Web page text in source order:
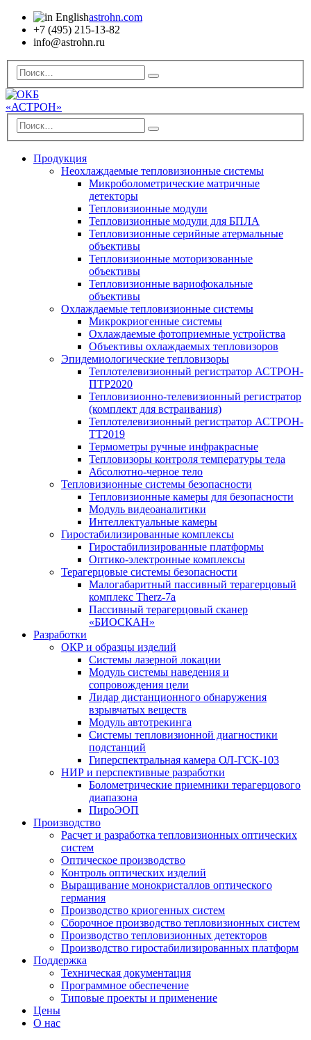
astrohn.com
+7 (495) 215-13-82
info@astrohn.ru
Продукция
Неохлаждаемые тепловизионные системы
Микроболометрические матричные
детекторы
Тепловизионные модули
Тепловизионные модули для БПЛА
Тепловизионные серийные атермальные
объективы
Тепловизионные моторизованные
объективы
Тепловизионные вариофокальные
объективы
Охлаждаемые тепловизионные системы
Микрокриогенные системы
Охлаждаемые фотоприемные устройства
Объективы охлаждаемых тепловизоров
Эпидемиологические тепловизоры
Теплотелевизионный регистратор АСТРОН-
ПТР2020
Тепловизионно-телевизионный регистратор
(комплект для встраивания)
Теплотелевизионный регистратор АСТРОН-
ТТ2019
Термометры ручные инфракрасные
Тепловизоры контроля температуры тела
Абсолютно-черное тело
Тепловизионные системы безопасности
Тепловизионные камеры для безопасности
Модуль видеоаналитики
Интеллектуальные камеры
Гиростабилизированные комплексы
Гиростабилизированные платформы
Оптико-электронные комплексы
Терагерцовые системы безопасности
Малогабаритный пассивный терагерцовый
комплекс Therz-7a
Пассивный терагерцовый сканер
«БИОСКАН»
Разработки
ОКР и образцы изделий
Системы лазерной локации
Модуль системы наведения и
сопровождения цели
Лидар дистанционного обнаружения
взрывчатых веществ
Модуль автотрекинга
Cистемы тепловизионной диагностики
подстанций
Гиперспектральная камера ОЛ-ГСК-103
НИР и перспективные разработки
Болометрические приемники терагерцового
диапазона
ПироЭОП
Производство
Расчет и разработка тепловизионных оптических
систем
Оптическое производство
Контроль оптических изделий
Выращивание монокристаллов оптического
германия
Производство криогенных систем
Сборочное производство тепловизионных систем
Производство тепловизионных детекторов
Производство гиростабилизированных платформ
Поддержка
Техническая документация
Программное обеспечение
Типовые проекты и применение
Цены
О нас